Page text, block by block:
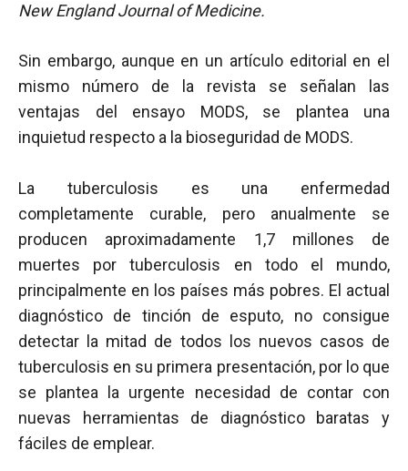
New England Journal of Medicine.
Sin embargo, aunque en un artículo editorial en el
mismo número de la revista se señalan las
ventajas del ensayo MODS, se plantea una
inquietud respecto a la bioseguridad de MODS.
La tuberculosis es una enfermedad
completamente curable, pero anualmente se
producen aproximadamente 1,7 millones de
muertes por tuberculosis en todo el mundo,
principalmente en los países más pobres. El actual
diagnóstico de tinción de esputo, no consigue
detectar la mitad de todos los nuevos casos de
tuberculosis en su primera presentación, por lo que
se plantea la urgente necesidad de contar con
nuevas herramientas de diagnóstico baratas y
fáciles de emplear.